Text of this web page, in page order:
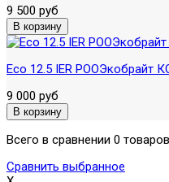
9 500 руб
Eco 12.5 IER
9 000 руб
Всего в сравнении 0 товаров
Сравнить выбранное